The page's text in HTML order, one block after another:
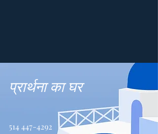
प्रार्थना का घर
514 447-4292